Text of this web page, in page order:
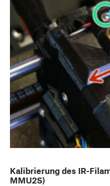
Kalibrierung des IR-
MMU2S)